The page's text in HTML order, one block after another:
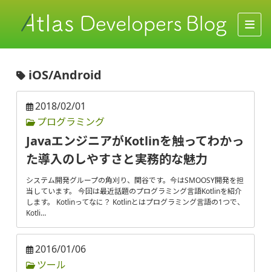
iOS/Android
2018/02/01
プログラミング
JavaエンジニアがKotlinを触ってわかっ
た導入のしやすさと実務的な魅力
システム開発グループの角刈り、関谷です。今はSMOOSY開発を担
当しています。 今回は最近話題のプログラミング言語Kotlinを紹介
します。 Kotlinってなに？ Kotlinとはプログラミング言語の1つで、
Kotli…
2016/01/06
ツール